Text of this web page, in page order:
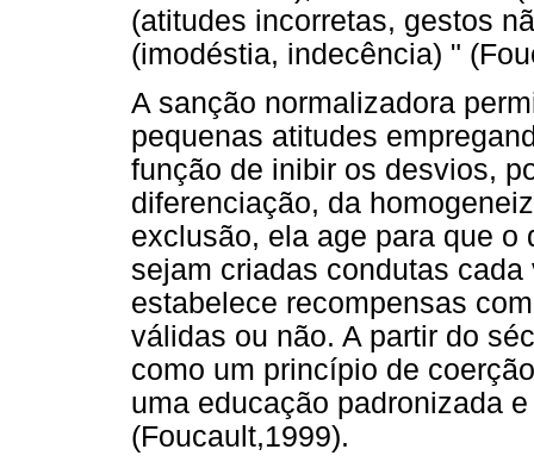
(atitudes incorretas, gestos
(imodéstia, indecência) "
A sanção normalizadora
pequenas atitudes
função de inibir os desvios,
diferenciação, da
exclusão, ela age para que o
sejam criadas condutas
estabelece recompensas
válidas ou não. A partir do
como um princípio de
uma educação padronizada
(Foucault,1999).